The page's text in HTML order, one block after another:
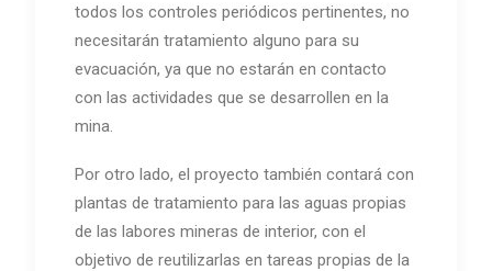
todos los controles periódicos pertinentes, no
necesitarán tratamiento alguno para su
evacuación, ya que no estarán en contacto
con las actividades que se desarrollen en la
mina.
Por otro lado, el proyecto también contará con
plantas de tratamiento para las aguas propias
de las labores mineras de interior, con el
objetivo de reutilizarlas en tareas propias de la